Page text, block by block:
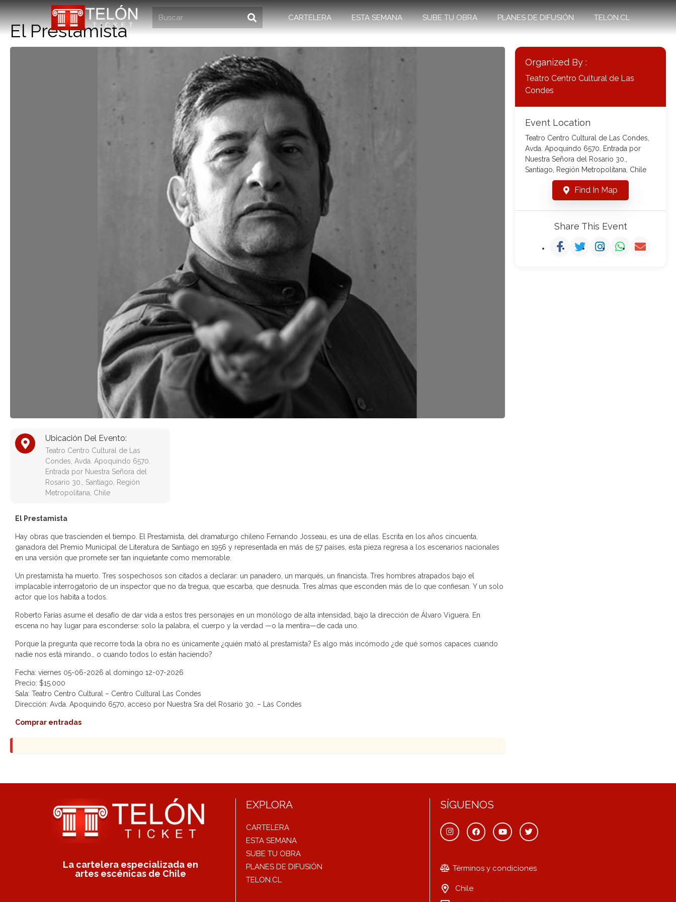
CARTELERA ESTA SEMANA SUBE TU OBRA PLANES DE DIFUSIÓN TELON.CL
El Prestamista
Ubicación Del Evento:
Teatro Centro Cultural de Las
Condes, Avda. Apoquindo 6570.
Entrada por Nuestra Señora del
Rosario 30., Santiago, Región
Metropolitana, Chile
El Prestamista
Hay obras que trascienden el tiempo. El Prestamista, del dramaturgo chileno Fernando Josseau, es una de ellas. Escrita en los años cincuenta,
ganadora del Premio Municipal de Literatura de Santiago en 1956 y representada en más de 57 países, esta pieza regresa a los escenarios nacionales
en una versión que promete ser tan inquietante como memorable.
Un prestamista ha muerto. Tres sospechosos son citados a declarar: un panadero, un marqués, un financista. Tres hombres atrapados bajo el
implacable interrogatorio de un inspector que no da tregua, que escarba, que desnuda. Tres almas que esconden más de lo que confiesan. Y un solo
actor que los habita a todos.
Roberto Farías asume el desafío de dar vida a estos tres personajes en un monólogo de alta intensidad, bajo la dirección de Álvaro Viguera. En
escena no hay lugar para esconderse: solo la palabra, el cuerpo y la verdad —o la mentira—de cada uno.
Porque la pregunta que recorre toda la obra no es únicamente ¿quién mató al prestamista? Es algo más incómodo ¿de qué somos capaces cuando
nadie nos está mirando… o cuando todos lo están haciendo?
Fecha: viernes 05-06-2026 al domingo 12-07-2026
Precio: $15.000
Sala: Teatro Centro Cultural – Centro Cultural Las Condes
Dirección: Avda. Apoquindo 6570, acceso por Nuestra Sra del Rosario 30. – Las Condes
Comprar entradas
Organized By :
Teatro Centro Cultural de Las
Condes
Event Location
Teatro Centro Cultural de Las Condes,
Avda. Apoquindo 6570. Entrada por
Nuestra Señora del Rosario 30.,
Santiago, Región Metropolitana, Chile
Find In Map
Share This Event
La cartelera especializada en
artes escénicas de Chile
EXPLORA
CARTELERA
ESTA SEMANA
SUBE TU OBRA
PLANES DE DIFUSIÓN
TELON.CL
SÍGUENOS
Términos y condiciones
Chile